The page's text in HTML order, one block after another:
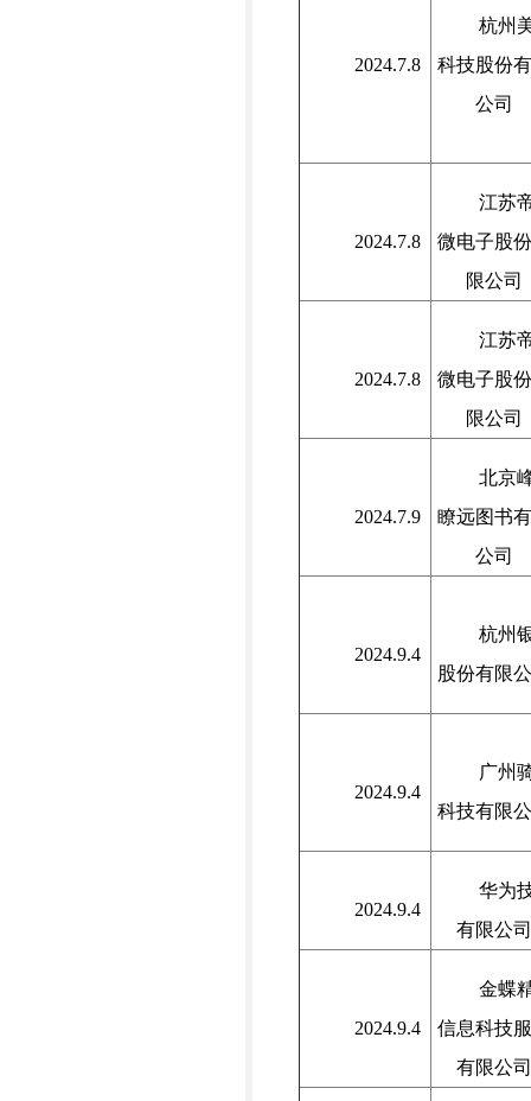
2024.7.8
杭州
科技股份
公司
2024.7.8
江苏
微电子股
限公司
2024.7.8
江苏
微电子股
限公司
2024.7.9
北京
瞭远图书
公司
2024.9.4
杭州
股份有限
2024.9.4
广州
科技有限
2024.9.4
华为
有限公
2024.9.4
金蝶
信息科技
有限公